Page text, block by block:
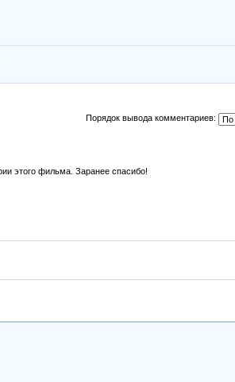
Порядок вывода комментариев:
этого фильма. Заранее спасибо!